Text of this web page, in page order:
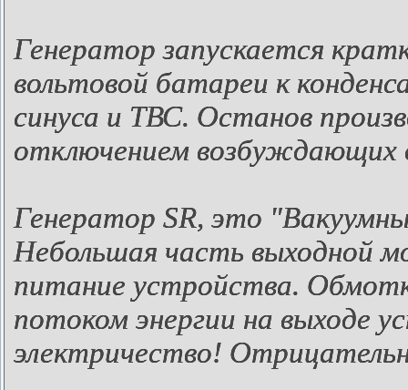
Генератор запускается
вольтовой батареи к
синуса и ТВС. Останов
отключением возбуждающих
Генератор SR, это
Небольшая часть выходной
питание устройства.
потоком энергии на выходе
электричество!